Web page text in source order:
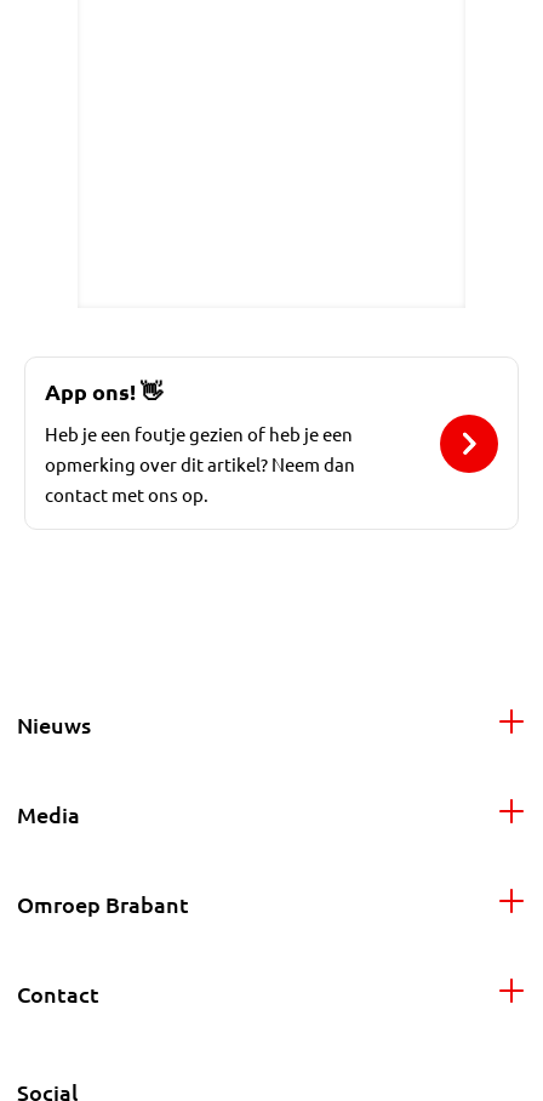
App ons!👋
Heb je een foutje gezien of heb je een
opmerking over dit artikel? Neem dan
contact met ons op.
Nieuws
Media
Omroep Brabant
Contact
Social